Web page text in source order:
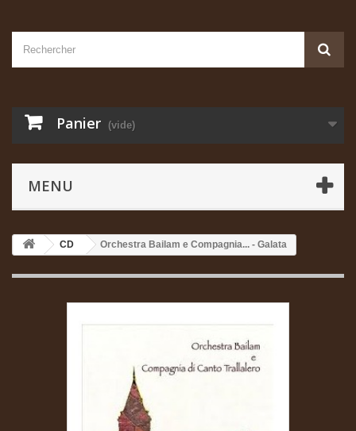
Panier (vide)
MENU
CD Orchestra Bailam e Compagnia... - Galata